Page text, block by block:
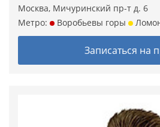
Москва, Мичуринский пр-т д. 6
Метро:
Воробьевы горы
Записаться на